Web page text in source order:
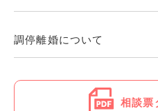
調停離婚について
相談票